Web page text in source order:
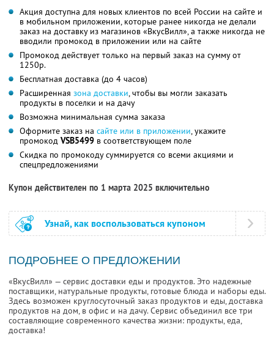
Акция доступна для новых клиентов по всей России на сайте и
в мобильном приложении, которые ранее никогда не делали
заказ на доставку из магазинов «ВкусВилл», а также никогда не
вводили промокод в приложении или на сайте
Промокод действует только на первый заказ на сумму от
1250р.
Бесплатная доставка (до 4 часов)
Расширенная зона доставки, чтобы вы могли заказать
продукты в поселки и на дачу
Возможна минимальная сумма заказа
Оформите заказ на сайте или в приложении, укажите
промокод VSB5499 в соответствующем поле
Скидка по промокоду суммируется со всеми акциями и
спецпредложениями
Купон действителен по 1 марта 2025 включительно
Узнай, как воспользоваться купоном
ПОДРОБНЕЕ О ПРЕДЛОЖЕНИИ
«ВкусВилл» — сервис доставки еды и продуктов. Это надежные
поставщики, натуральные продукты, готовые блюда и наборы еды.
Здесь возможен круглосуточный заказ продуктов и еды, доставка
продуктов на дом, в офис и на дачу. Сервис объединил все три
составляющие современного качества жизни: продукты, еда,
доставка!